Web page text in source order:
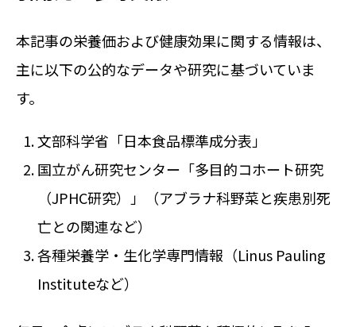
本記事の栄養価および健康効果に関する情報は、
主に以下の公的なデータや研究に基づいていま
す。
文部科学省「日本食品標準成分表」
国立がん研究センター「多目的コホート研究
（JPHC研究）」（アブラナ科野菜と疾患別死
亡との関連など）
各種栄養学・生化学専門情報（Linus Pauling
Instituteなど）